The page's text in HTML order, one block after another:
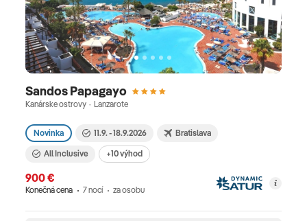
Sandos Papagayo
Kanárske ostrovy · Lanzarote
Novinka 11.9. - 18.9.2026 Bratislava
All Inclusive +10 výhod
900 €
Konečná cena 7 nocí za osobu